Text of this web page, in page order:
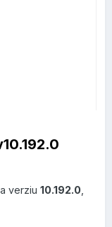
menu
nad správou.
verziu 10.192.0